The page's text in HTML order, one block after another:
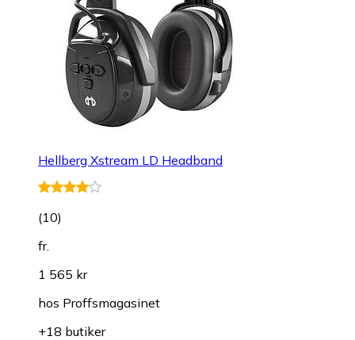
Hellberg Xstream LD Headband
(10)
fr.
1 565 kr
hos Proffsmagasinet
+18 butiker